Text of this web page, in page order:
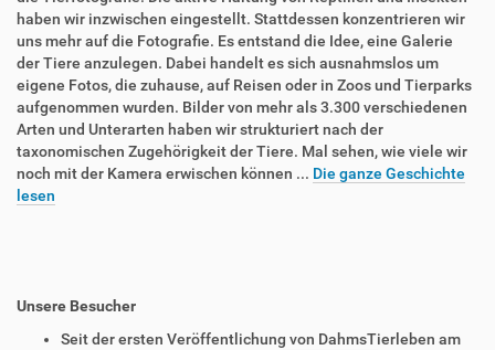
haben wir inzwischen eingestellt. Stattdessen konzentrieren wir
uns mehr auf die Fotografie. Es entstand die Idee, eine Galerie
der Tiere anzulegen. Dabei handelt es sich ausnahmslos um
eigene Fotos, die zuhause, auf Reisen oder in Zoos und Tierparks
aufgenommen wurden. Bilder von mehr als 3.300 verschiedenen
Arten und Unterarten haben wir strukturiert nach der
taxonomischen Zugehörigkeit der Tiere. Mal sehen, wie viele wir
noch mit der Kamera erwischen können ... Die ganze Geschichte
lesen
Unsere Besucher
Seit der ersten Veröffentlichung von DahmsTierleben am